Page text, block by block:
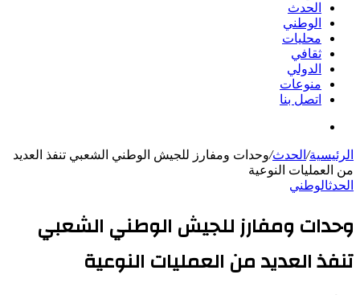
الحدث
الوطني
محليات
ثقافي
الدولي
منوعات
اتصل بنا
الرئيسية/ الحدث/وحدات ومفارز للجيش الوطني الشعبي تنفذ العديد
من العمليات النوعية
الحدثالوطني
وحدات ومفارز للجيش الوطني الشعبي
تنفذ العديد من العمليات النوعية